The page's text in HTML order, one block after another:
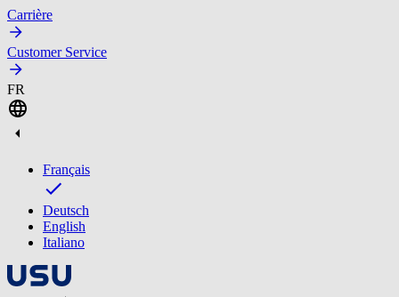
Carrière
Customer Service
FR
Français
Deutsch
English
Italiano